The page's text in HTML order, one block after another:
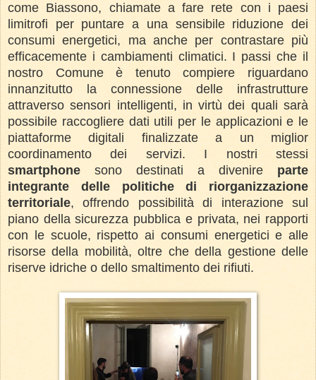
come Biassono, chiamate a fare rete con i paesi
limitrofi per puntare a una sensibile riduzione dei
consumi energetici, ma anche per contrastare più
efficacemente i cambiamenti climatici. I passi che il
nostro Comune è tenuto compiere riguardano
innanzitutto la connessione delle infrastrutture
attraverso sensori intelligenti, in virtù dei quali sarà
possibile raccogliere dati utili per le applicazioni e le
piattaforme digitali finalizzate a un miglior
coordinamento dei servizi. I nostri stessi
smartphone sono destinati a divenire parte
integrante delle politiche di riorganizzazione
territoriale, offrendo possibilità di interazione sul
piano della sicurezza pubblica e privata, nei rapporti
con le scuole, rispetto ai consumi energetici e alle
risorse della mobilità, oltre che della gestione delle
riserve idriche o dello smaltimento dei rifiuti.